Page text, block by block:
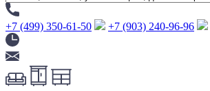
+7 (499) 350-61-50 +7 (903) 240-96-96